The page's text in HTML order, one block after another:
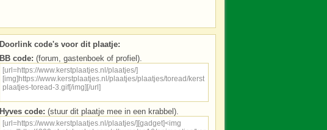
Doorlink code's voor dit plaatje:
BB code: (forum, gastenboek of profiel).
Hyves code: (stuur dit plaatje mee in een krabbel).